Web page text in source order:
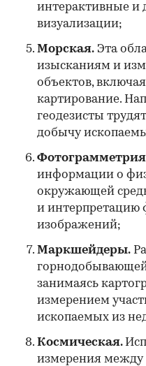
интерактивные и
визуализации;
Морская. Эта
изысканиям и
объектов,
картирование.
геодезисты
добычу
информации о
окружающей
и интерпретацию
изображений;
Маркшейдеры.
занимаясь
измерением
ископаемых из
Космическая.
измерения